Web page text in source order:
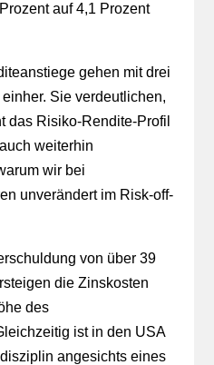
auf 4,1 Prozent
gehen mit drei
Sie verdeutlichen,
das Risiko-Rendite-Profil
weiterhin
wir bei
unverändert im Risk-off-
von über 39
die Zinskosten
des
ist in den USA
angesichts eines